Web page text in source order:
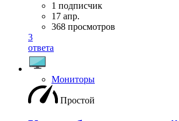
1 подписчик
17 апр.
368 просмотров
3
ответа
Мониторы
Простой